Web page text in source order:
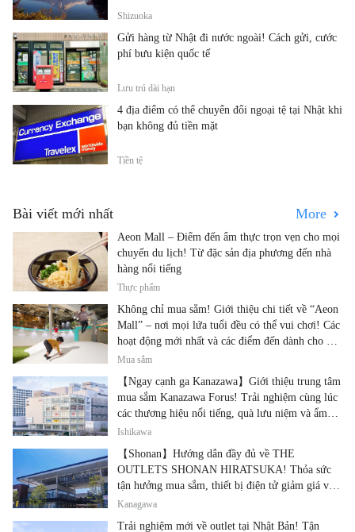
Shizuoka
Gửi hàng từ Nhật đi nước ngoài! Cách gửi, cước
phí bưu kiện quốc tế
Lưu trú dài hạn
4 địa điểm có thể chuyển đổi ngoại tệ tại Nhật khi
bạn không đủ tiền mặt
Tiền tệ
Bài viết mới nhất More
Aeon Mall – Điểm đến ẩm thực trọn vẹn cho mọi
chuyến du lịch! Từ đặc sản địa phương đến nhà
hàng nổi tiếng
Thực phẩm
Không chỉ mua sắm! Giới thiệu chi tiết về “Aeon
Mall” – nơi mọi lứa tuổi đều có thể vui chơi! Các
hoạt động mới nhất và các điểm đến dành cho gia
đình.
Mua sắm
【Ngay cạnh ga Kanazawa】Giới thiệu trung tâm
mua sắm Kanazawa Forus! Trải nghiệm cùng lúc
các thương hiệu nổi tiếng, quà lưu niệm và ẩm
thực địa phương
Ishikawa
【Shonan】Hướng dẫn đầy đủ về THE
OUTLETS SHONAN HIRATSUKA! Thỏa sức
tận hưởng mua sắm, thiết bị điện tử giảm giá và
ẩm thực địa phương tại cùng một địa điểm!
Kanagawa
Trải nghiệm mới về outlet tại Nhật Bản! Tận